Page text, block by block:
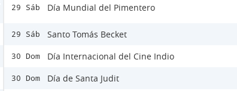
29 Sáb Día Mundial del Pimentero
29 Sáb Santo Tomás Becket
30 Dom Día Internacional del Cine Indio
30 Dom Día de Santa Judit